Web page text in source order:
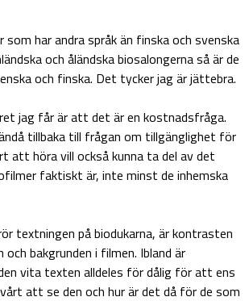
som har andra språk än finska och svenska
och åländska biosalongerna så är de
och finska. Det tycker jag är jättebra.
jag får är att det är en kostnadsfråga.
tillbaka till frågan om tillgänglighet för
att höra vill också kunna ta del av det
faktiskt är, inte minst de inhemska
textningen på biodukarna, är kontrasten
bakgrunden i filmen. Ibland är
vita texten alldeles för dålig för att ens
att se den och hur är det då för de som